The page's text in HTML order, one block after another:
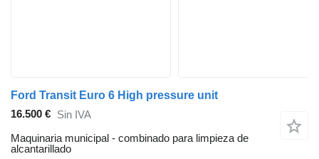
Ford Transit Euro 6 High pressure unit
16.500 € Sin IVA
Maquinaria municipal - combinado para limpieza de
alcantarillado